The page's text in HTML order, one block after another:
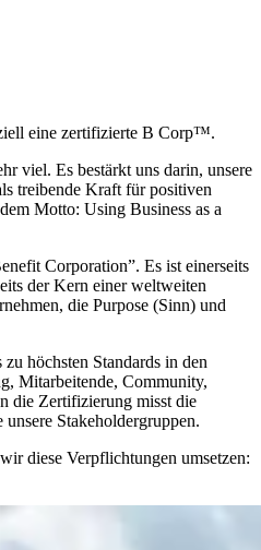
eine zertifizierte B Corp™.
viel. Es bestärkt uns darin, unsere
treibende Kraft für positiven
Motto: Using Business as a
Corporation”. Es ist einerseits
der Kern einer weltweiten
die Purpose (Sinn) und
höchsten Standards in den
Mitarbeitende, Community,
die Zertifizierung misst die
Stakeholdergruppen.
diese Verpflichtungen umsetzen: